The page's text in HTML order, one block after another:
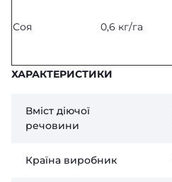
Соя 0,6 кг/га
ХАРАКТЕРИСТИКИ
Вміст діючої
речовини
Країна виробник